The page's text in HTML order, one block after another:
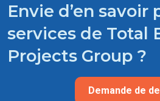
Envie d’en savoir
services de Total
Projects Group ?
Demande de